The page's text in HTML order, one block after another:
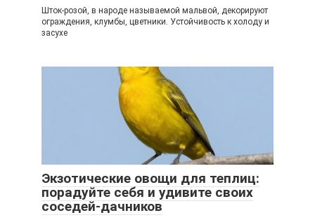
Шток-розой, в народе называемой мальвой, декорируют
ограждения, клумбы, цветники. Устойчивость к холоду и
засухе
Экзотические овощи для теплиц:
порадуйте себя и удивите своих
соседей-дачников